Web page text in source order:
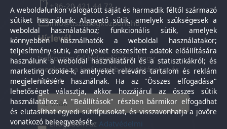
+36-20 421 44 72
info@tisztasagkozpont.hu
Hírlevél
Iratkozzon fel hírlevelünkre, hogy
megkapja a legfrissebb aktualitásokat és
híreket.
Elfogadom azAdatvédelmi
A weboldalunkon válogatott saját és harmadik féltől származó
sütiket használunk: Alapvető sütik, amelyek szükségesek a
weboldal használatához; funkcionális sütik, amelyek
könnyebben használhatók a weboldal használatakor;
teljesítmény-sütik, amelyeket összesített adatok előállítására
használunk a weboldal használatáról és a statisztikákról; és
marketing cookie-k, amelyeket releváns tartalom és reklám
megjelenítésére használnak. Ha az "Összes elfogadása"
lehetőséget választja, akkor hozzájárul az összes sütik
használatához. A "Beállítások" részben bármikor elfogadhat
és elutasíthat egyedi sütitípusokat, és visszavonhatja a jövőre
vonatkozó beleegyezését.